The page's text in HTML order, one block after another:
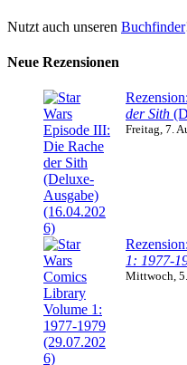
Nutzt auch unseren Buchfinder
Neue Rezensionen
Rezension:
der Sith
Freitag, 7.
Rezension:
1: 1977-
Mittwoch,